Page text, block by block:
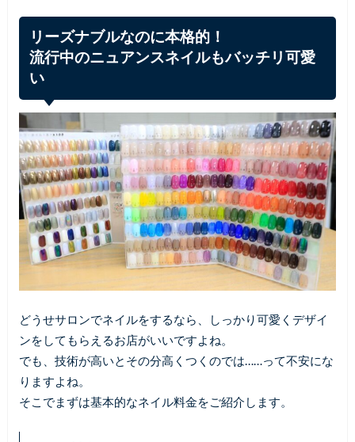
リーズナブルなのに本格的！
流行中のニュアンスネイルもバッチリ可愛
い
どうせサロンでネイルをするなら、しっかり可愛くデザイ
ンをしてもらえるお店がいいですよね。
でも、技術が高いとその分高くつくのでは……って不安にな
りますよね。
そこでまずは基本的なネイル料金をご紹介します。